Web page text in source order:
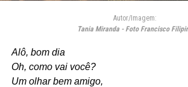
Autor/Imagem:
Tania Miranda - Foto Francisco
Alô, bom dia
Oh, como vai você?
Um olhar bem amigo,